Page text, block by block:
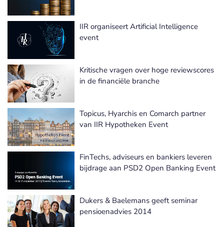
IIR organiseert Artificial Intelligence
event
Kritische vragen over hoge reviewscores
in de financiële branche
Topicus, Hyarchis en Comarch partner
van IIR Hypotheken Event
FinTechs, adviseurs en bankiers leveren
bijdrage aan PSD2 Open Banking Event
Dukers & Baelemans geeft seminar
pensioenadvies 2014